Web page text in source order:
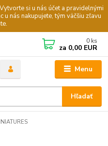
si u nás účet a pravidelnými
u nás nakupujete, tým väčšiu zľavu
Menu
Hľadať
0 ks
za 0,00 EUR